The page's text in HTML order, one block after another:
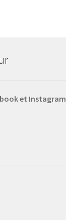
et Instagram